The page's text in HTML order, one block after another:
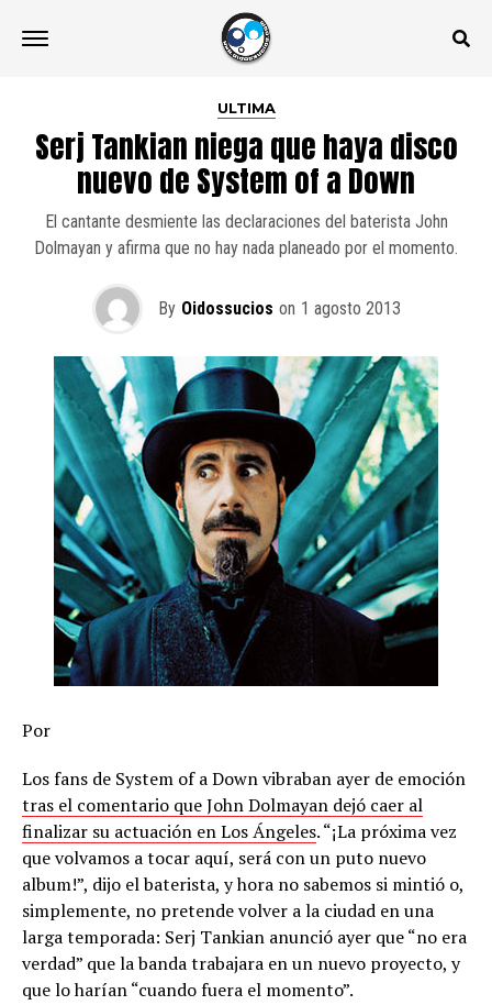
ULTIMA
Serj Tankian niega que haya disco
nuevo de System of a Down
El cantante desmiente las declaraciones del baterista John
Dolmayan y afirma que no hay nada planeado por el momento.
By Oidossucios on 1 agosto 2013
Por
Los fans de System of a Down vibraban ayer de emoción
tras el comentario que John Dolmayan dejó caer al
finalizar su actuación en Los Ángeles. “¡La próxima vez
que volvamos a tocar aquí, será con un puto nuevo
album!”, dijo el baterista, y hora no sabemos si mintió o,
simplemente, no pretende volver a la ciudad en una
larga temporada: Serj Tankian anunció ayer que “no era
verdad” que la banda trabajara en un nuevo proyecto, y
que lo harían “cuando fuera el momento”.